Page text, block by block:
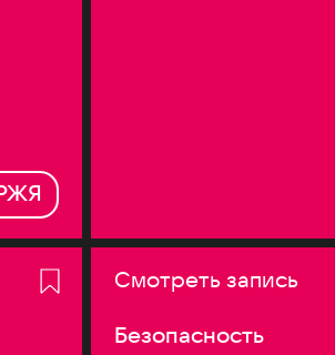
Смотреть запись
Безопасность